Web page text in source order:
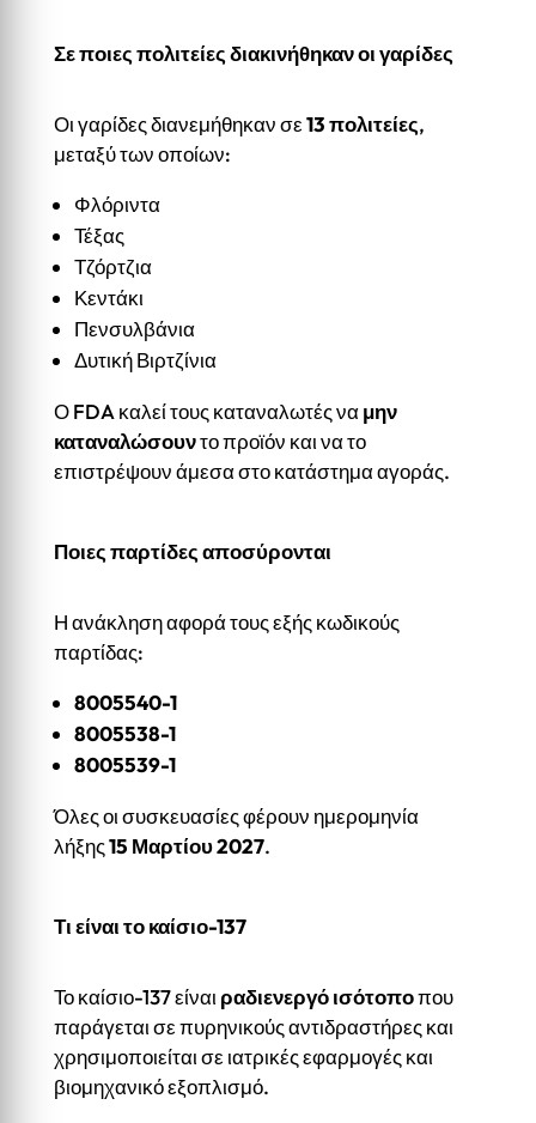
Σε ποιες πολιτείες διακινήθηκαν οι γαρίδες
Οι γαρίδες διανεμήθηκαν σε13 πολιτείες,
μεταξύ των οποίων:
Φλόριντα
Τέξας
Τζόρτζια
Κεντάκι
Πενσυλβάνια
Δυτική Βιρτζίνια
Ο FDA καλεί τους καταναλωτές ναμην
καταναλώσουντο προϊόν και να το
επιστρέψουν άμεσα στο κατάστημα αγοράς.
Ποιες παρτίδες αποσύρονται
Η ανάκληση αφορά τους εξής κωδικούς
παρτίδας:
8005540-1
8005538-1
8005539-1
Όλες οι συσκευασίες φέρουν ημερομηνία
λήξης15 Μαρτίου 2027.
Τι είναι το καίσιο-137
Το καίσιο-137 είναι ραδιενεργό ισότοποπου
παράγεται σε πυρηνικούς αντιδραστήρες και
χρησιμοποιείται σε ιατρικές εφαρμογές και
βιομηχανικό εξοπλισμό.